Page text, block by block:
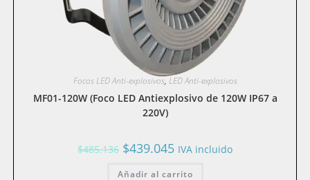
Focos LED Anti-explosivos,LED Anti-explosivos
MF01-120W (Foco LED Antiexplosivo de 120W IP67 a
220V)
$485.136 El
precio
era:
$439.045 El
precio
es:
IVA incluido
Añadir al carrito